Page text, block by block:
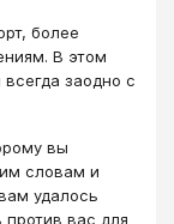
более
В этом
заодно с
вы
словам и
удалось
вас для